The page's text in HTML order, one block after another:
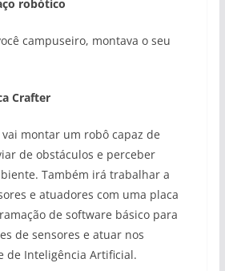
robótico
campuseiro, montava o seu
Crafter
vai montar um robô capaz de
de obstáculos e perceber
Também irá trabalhar a
e atuadores com uma placa
de software básico para
de sensores e atuar nos
de Inteligência Artificial.